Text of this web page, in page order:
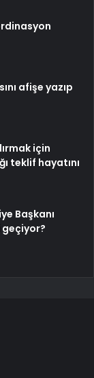
afişe yazıp
için
teklif hayatını
Başkanı
geçiyor?